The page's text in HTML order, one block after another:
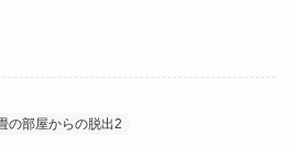
の部屋からの脱出2